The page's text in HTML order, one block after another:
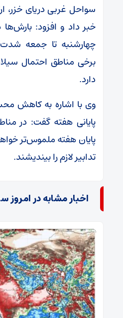
سواحل غربی دریای خزر،
خبر داد و افزود:
چهارشنبه تا جمعه
برخی مناطق احتمال
دارد.
وی با اشاره به کاهش
پایانی هفته گفت: در
پایان هفته ملموس‌تر
تدابیر لازم را بیندیشند.
اخبار مشابه در امروز